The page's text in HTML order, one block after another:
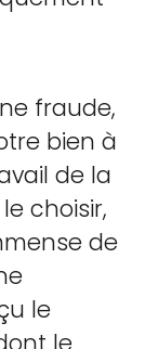
fraude,
bien à
de la
choisir,
de
le